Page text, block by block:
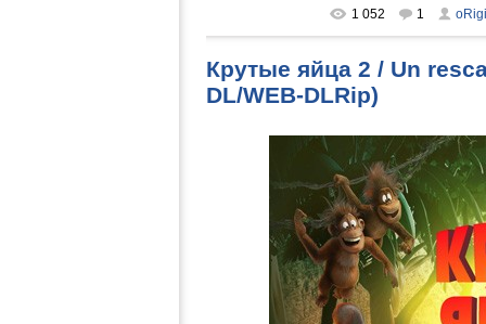
1 052
1 oRigi
Крутые яйца 2 / Un
DL/WEB-DLRip)